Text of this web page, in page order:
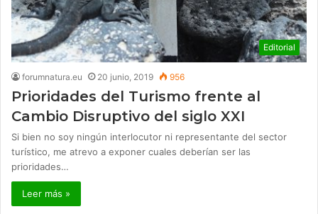
Editorial
forumnatura.eu 20 junio, 2019 956
Prioridades del Turismo frente al
Cambio Disruptivo del siglo XXI
Si bien no soy ningún interlocutor ni representante del sector
turístico, me atrevo a exponer cuales deberían ser las
prioridades…
Leer más »